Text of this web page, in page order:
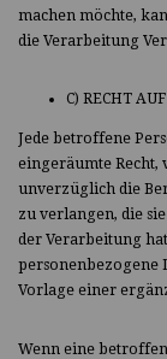
machen möchte,
die Verarbeitung
C) RECHT
Jede betroffene
eingeräumte
unverzüglich die
zu verlangen, die
der Verarbeitung
personenbezogene
Vorlage einer
Wenn eine